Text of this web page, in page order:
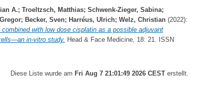
A.; Troeltzsch, Matthias; Schwenk-Zieger, Sabina;
; Becker, Sven; Harréus, Ulrich; Welz, Christian(2022):
with low dose cisplatin as a possible adjuvant
in-vitro study. Head & Face Medicine, 18: 21. ISSN
Diese Liste wurde am Fri Aug 7 21:01:49 2026 CESTerstellt.